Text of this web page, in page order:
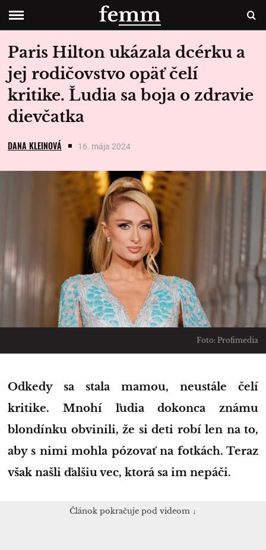
Paris Hilton ukázala dcérku a
jej rodičovstvo opäť čelí
kritike. Ľudia sa boja o zdravie
dievčatka
DANA KLEINOVÁ 16. mája 2024
Foto: Profimedia
Odkedy sa stala mamou, neustále čelí
kritike. Mnohí ľudia dokonca známu
blondínku obvinili, že si deti robí len na to,
aby s nimi mohla pózovať na fotkách. Teraz
však našli ďalšiu vec, ktorá sa im nepáči.
Článok pokračuje pod videom ↓